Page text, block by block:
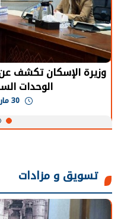
الرئيس السيسي:
يحتاج إلى سنوات
تسويق و مزادات